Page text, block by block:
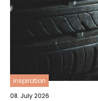
inspiration
08. July 2026